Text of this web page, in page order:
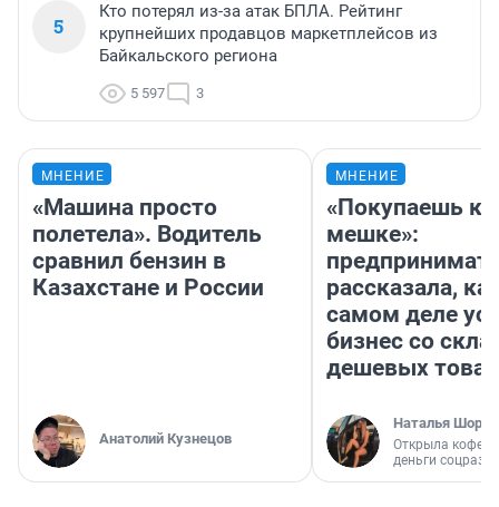
5
Кто потерял из-за атак БПЛА. Рейтинг
крупнейших продавцов маркетплейсов из
Байкальского региона
5 597 3
МНЕНИЕ
«Машина просто
полетела». Водитель
сравнил бензин в
Казахстане и России
Анатолий Кузнецов
МНЕНИЕ
«Покупаешь
мешке»:
рассказала,
самом деле
бизнес со
дешевых
Наталья
Открыла
деньги